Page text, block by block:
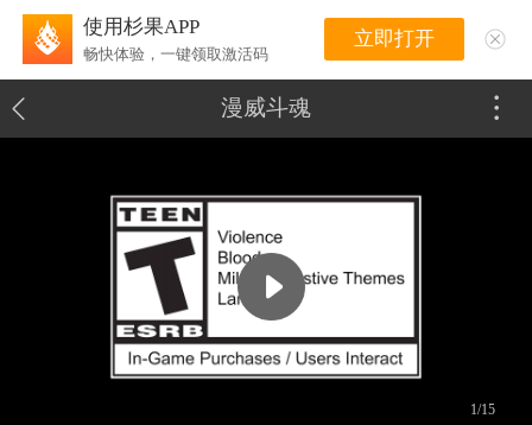
使用杉果APP
畅快体验，一键领取激活码
立即打开
漫威斗魂
1/15